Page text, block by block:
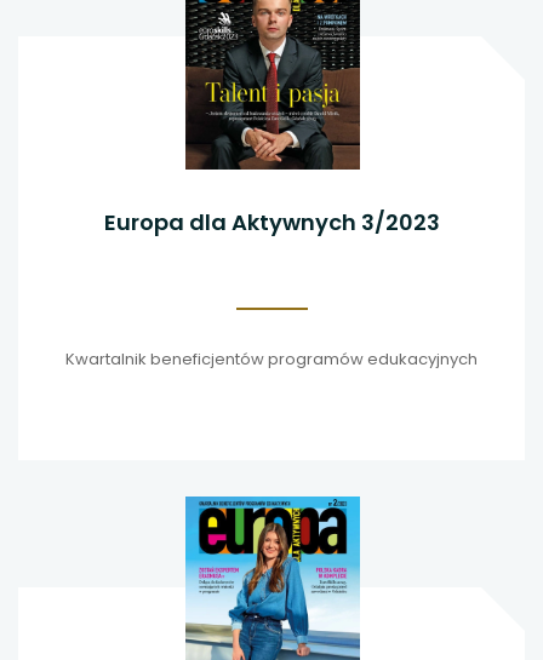
Europa dla Aktywnych 3/2023
Kwartalnik beneficjentów programów edukacyjnych